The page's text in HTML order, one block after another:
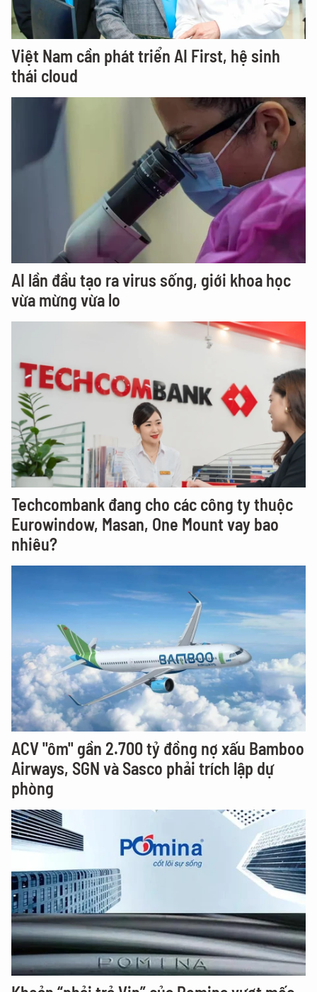
Việt Nam cần phát triển AI First, hệ sinh
thái cloud
AI lần đầu tạo ra virus sống, giới khoa học
vừa mừng vừa lo
Techcombank đang cho các công ty thuộc
Eurowindow, Masan, One Mount vay bao
nhiêu?
ACV "ôm" gần 2.700 tỷ đồng nợ xấu Bamboo
Airways, SGN và Sasco phải trích lập dự
phòng